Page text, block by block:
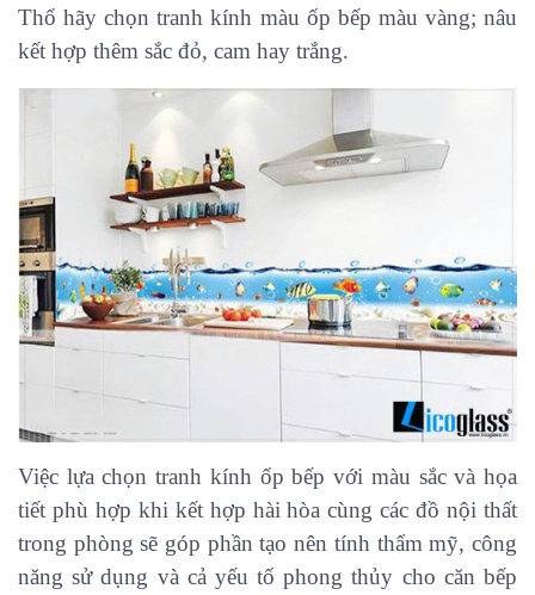
Thổ hãy chọn tranh kính màu ốp bếp màu vàng; nâu
kết hợp thêm sắc đỏ, cam hay trắng.
Việc lựa chọn tranh kính ốp bếp với màu sắc và họa
tiết phù hợp khi kết hợp hài hòa cùng các đồ nội thất
trong phòng sẽ góp phần tạo nên tính thẩm mỹ, công
năng sử dụng và cả yếu tố phong thủy cho căn bếp